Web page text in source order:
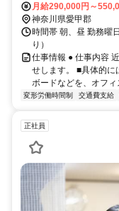
月給290,000円～
神奈川県愛甲郡
時間帯 朝、昼 勤務曜
り）
仕事情報 ● 仕事内容
せします。 ■具体的に
ボードなどを、オフ
変形労働時間制 交通費支給
正社員